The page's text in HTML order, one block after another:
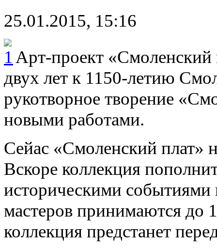
25.01.2015, 15:16
Арт-проект «Смоленский
двух лет к 1150-летию
рукотворное творение
новыми работами.
Сейас «Смоленский
Вскоре коллекция
историческими событиями
мастеров принимаются до
коллекция предстанет